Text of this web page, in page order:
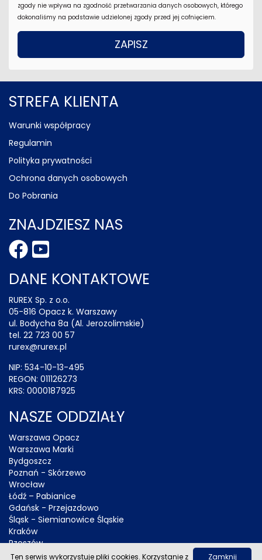
zgody nie wpływa na zgodność przetwarzania danych osobowych, którego
dokonaliśmy na podstawie udzielonej zgody przed jej cofnięciem.
STREFA KLIENTA
Warunki współpracy
Regulamin
Polityka prywatności
Ochrona danych osobowych
Do Pobrania
ZNAJDZIESZ NAS
DANE KONTAKTOWE
RUREX Sp. z o.o.
05-816 Opacz k. Warszawy
ul. Bodycha 8a (Al. Jerozolimskie)
tel. 22 723 00 57
rurex@rurex.pl
NIP: 534-10-13-495
REGON: 011126273
KRS: 0000187925
NASZE ODDZIAŁY
Warszawa Opacz
Warszawa Marki
Bydgoszcz
Poznań - Skórzewo
Wrocław
Łódź – Pabianice
Gdańsk - Przejazdowo
Śląsk - Siemianowice Śląskie
Kraków
Rzeszów
Gorzów Wielkopolski
Zamknij
Ten serwis wykorzystuje pliki cookies. Korzystanie z